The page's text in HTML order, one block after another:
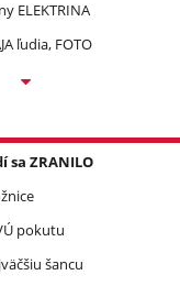
ELEKTRINA
ľudia, FOTO
sa ZRANILO
pokutu
šancu